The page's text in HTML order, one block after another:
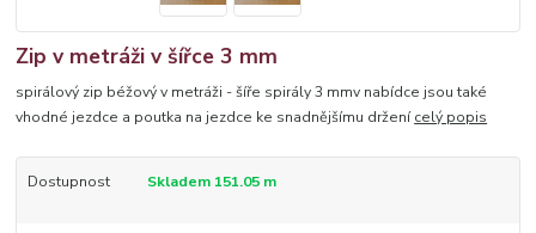
Zip v metráži v šířce 3 mm
spirálový zip béžový v metráži - šíře spirály 3 mmv nabídce jsou také
vhodné jezdce a poutka na jezdce ke snadnějšímu drženícelý popis
Dostupnost Skladem 151.05 m